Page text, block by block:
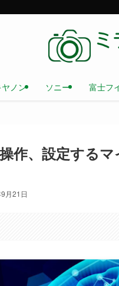
ヤノン ソニー 富士フ
作、設定する
月21日